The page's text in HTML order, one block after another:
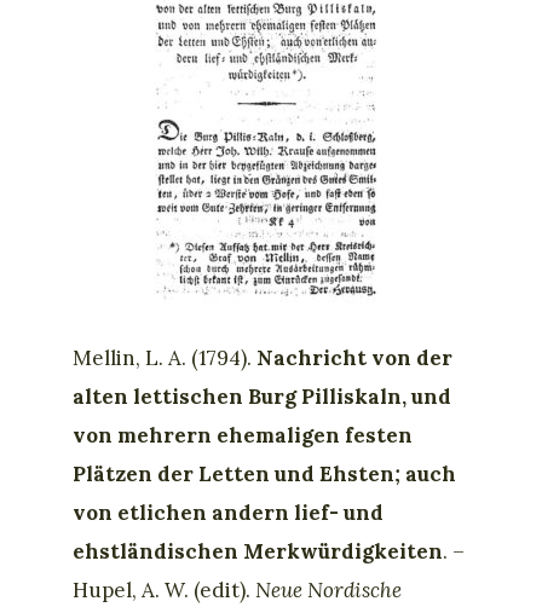
Mellin, L. A. (1794). Nachricht von der
alten lettischen Burg Pilliskaln, und
von mehrern ehemaligen festen
Plätzen der Letten und Ehsten; auch
von etlichen andern lief- und
ehstländischen Merkwürdigkeiten. –
Hupel, A. W. (edit). Neue Nordische